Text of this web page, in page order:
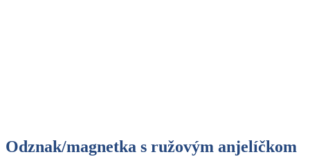
Odznak/magnetka s ružovým anjelíčkom